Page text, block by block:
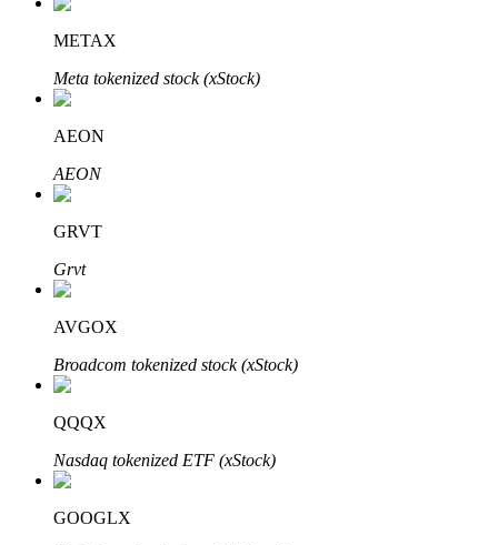
Zdobądź długoterminowy zysk i elastyczne zainteresowania
Naucz się stakingu
Dowiedz się, jak uzyskać dochód pasywny
METAX
Meta tokenized stock (xStock)
AEON
AEON
GRVT
Grvt
AVGOX
Broadcom tokenized stock (xStock)
QQQX
Nasdaq tokenized ETF (xStock)
GOOGLX